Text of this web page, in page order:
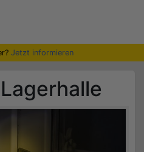
Jetzt informieren